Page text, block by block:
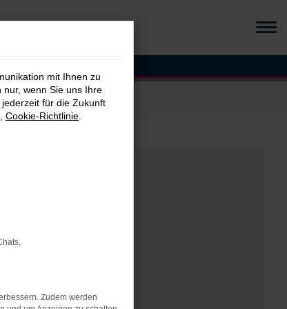
mit Ihnen zu
wenn Sie uns Ihre
für die Zukunft
Cookie-Richtlinie
Zudem werden